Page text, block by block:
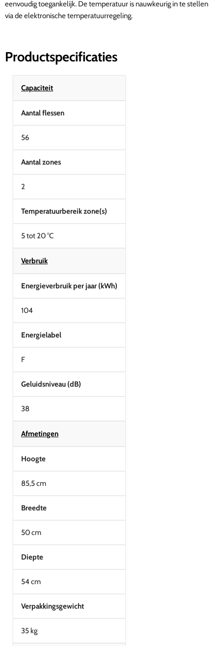
eenvoudig toegankelijk. De temperatuur is nauwkeurig in te stellen
via de elektronische temperatuurregeling.
Productspecificaties
Capaciteit
Aantal flessen
56
Aantal zones
2
Temperatuurbereik zone(s)
5 tot 20 °C
Verbruik
Energieverbruik per jaar (kWh)
104
Energielabel
F
Geluidsniveau (dB)
38
Afmetingen
Hoogte
85,5 cm
Breedte
50 cm
Diepte
54 cm
Verpakkingsgewicht
35 kg